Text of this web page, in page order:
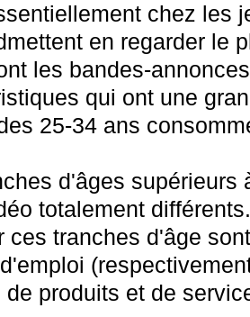
chez les
en regarder le
les bandes-
qui ont une
25-34 ans
d'âges supérieurs
totalement
ces tranches d'âge
produits et de